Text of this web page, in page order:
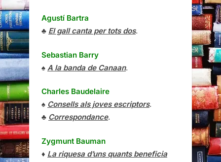
Agustí Bartra
♣ El gall canta per tots dos.
Sebastian Barry
♠ A la banda de Canaan.
Charles Baudelaire
♠ Consells als joves escriptors.
♣ Correspondance.
Zygmunt Bauman
♦ La riquesa d’uns quants beneficia